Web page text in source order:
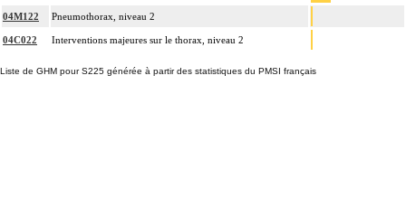
04M122 Pneumothorax, niveau 2
04C022 Interventions majeures sur le thorax, niveau 2
Liste de GHM pour S225 générée à partir des statistiques du PMSI français